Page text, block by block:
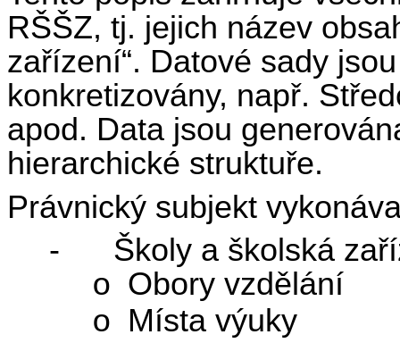
RŠŠZ, tj. jejich název
zařízení“. Datové sady
konkretizovány, např.
apod. Data jsou
hierarchické struktuře.
Právnický subjekt
-
Školy a školská
o Obory vzdělání
o Místa výuky